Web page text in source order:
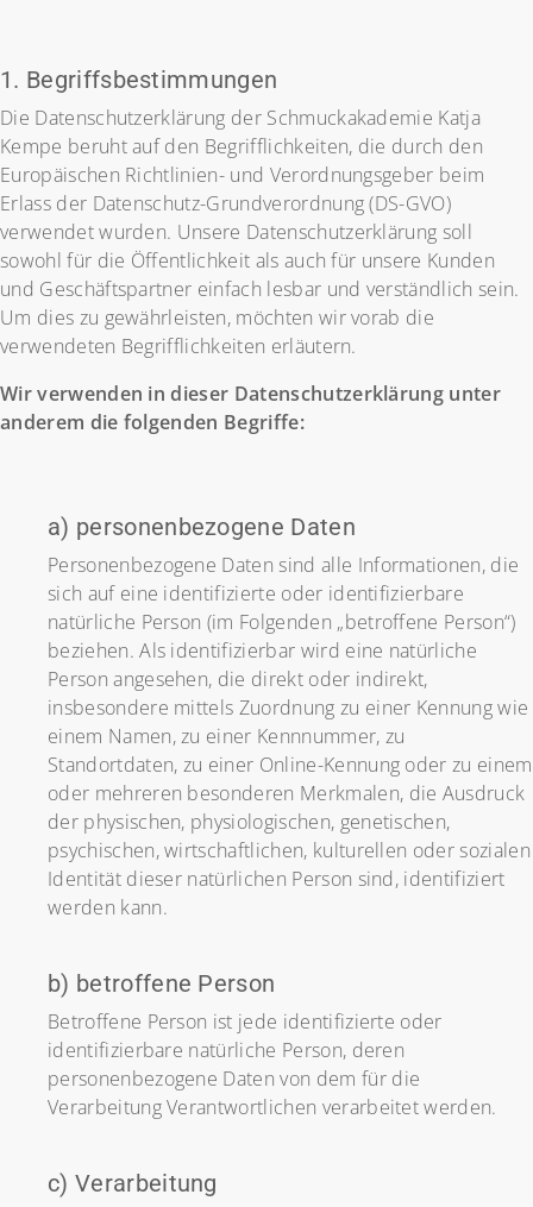
1. Begriffsbestimmungen
Die Datenschutzerklärung der Schmuckakademie Katja
Kempe beruht auf den Begrifflichkeiten, die durch den
Europäischen Richtlinien- und Verordnungsgeber beim
Erlass der Datenschutz-Grundverordnung (DS-GVO)
verwendet wurden. Unsere Datenschutzerklärung soll
sowohl für die Öffentlichkeit als auch für unsere Kunden
und Geschäftspartner einfach lesbar und verständlich sein.
Um dies zu gewährleisten, möchten wir vorab die
verwendeten Begrifflichkeiten erläutern.
Wir verwenden in dieser Datenschutzerklärung unter
anderem die folgenden Begriffe:
a) personenbezogene Daten
Personenbezogene Daten sind alle Informationen, die
sich auf eine identifizierte oder identifizierbare
natürliche Person (im Folgenden „betroffene Person“)
beziehen. Als identifizierbar wird eine natürliche
Person angesehen, die direkt oder indirekt,
insbesondere mittels Zuordnung zu einer Kennung wie
einem Namen, zu einer Kennnummer, zu
Standortdaten, zu einer Online-Kennung oder zu einem
oder mehreren besonderen Merkmalen, die Ausdruck
der physischen, physiologischen, genetischen,
psychischen, wirtschaftlichen, kulturellen oder sozialen
Identität dieser natürlichen Person sind, identifiziert
werden kann.
b) betroffene Person
Betroffene Person ist jede identifizierte oder
identifizierbare natürliche Person, deren
personenbezogene Daten von dem für die
Verarbeitung Verantwortlichen verarbeitet werden.
c) Verarbeitung